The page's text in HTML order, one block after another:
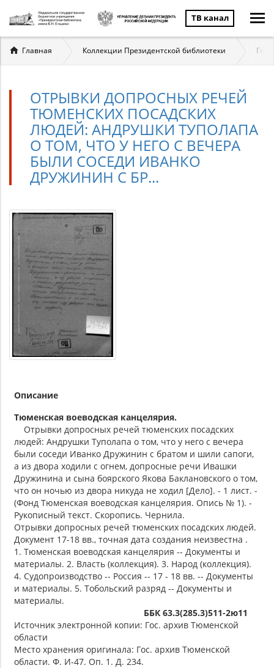
ТВ канал
Вы
здесь
Главная Коллекции Президентской библиотеки
ОТРЫВКИ ДОПРОСНЫХ РЕЧЕЙ
ТЮМЕНСКИХ ПОСАДСКИХ
ЛЮДЕЙ: АНДРУШКИ ТУПОЛАПА
О ТОМ, ЧТО У НЕГО С ВЕЧЕРА
БЫЛИ СОСЕДИ ИВАНКО
ДРУЖИНИН С БР...
Описание
Тюменская воеводская канцелярия.
Отрывки допросных речей тюменских посадских
людей: Андрушки Туполапа о том, что у него с вечера
были соседи Иванко Дружинин с братом и шили сапоги,
а из двора ходили с огнем, допросные речи Ивашки
Дружинина и сына боярского Якова Баклановского о том,
что он ночью из двора никуда не ходил [Дело]. - 1 лист. -
(Фонд Тюменская воеводская канцелярия. Опись № 1). -
Рукописный текст. Скоропись. Чернила.
Отрывки допросных речей тюменских посадских людей.
Документ 17-18 вв., точная дата создания неизвестна .
1. Тюменская воеводская канцелярия -- Документы и
материалы. 2. Власть (коллекция). 3. Народ (коллекция).
4. Судопроизводство -- Россия -- 17 - 18 вв. -- Документы
и материалы. 5. Тобольский разряд -- Документы и
материалы.
ББК 63.3(285.3)511-2ю11
Источник электронной копии: Гос. архив Тюменской
области
Место хранения оригинала: Гос. архив Тюменской
области. Ф. И-47. Оп. 1. Д. 234.